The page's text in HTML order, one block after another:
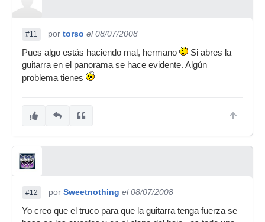
#11 por torso el 08/07/2008
Pues algo estás haciendo mal, hermano
Si abres la
guitarra en el panorama se hace evidente. Algún
problema tienes
#12 por Sweetnothing el 08/07/2008
Yo creo que el truco para que la guitarra tenga fuerza se